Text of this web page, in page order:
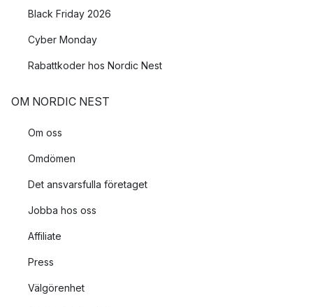
Black Friday 2026
Cyber Monday
Rabattkoder hos Nordic Nest
OM NORDIC NEST
Om oss
Omdömen
Det ansvarsfulla företaget
Jobba hos oss
Affiliate
Press
Välgörenhet